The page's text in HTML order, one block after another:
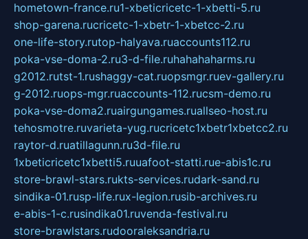
hometown-france.ru1-xbeticricetc-1-xbetti-5.ru
shop-garena.rucricetc-1-xbetr-1-xbetcc-2.ru
one-life-story.rutop-halyava.ruaccounts112.ru
poka-vse-doma-2.ru3-d-file.ruhahahaharms.ru
g2012.rutst-1.rushaggy-cat.ruopsmgr.ruev-gallery.ru
g-2012.ruops-mgr.ruaccounts-112.rucsm-demo.ru
poka-vse-doma2.ruairgungames.ruallseo-host.ru
tehosmotre.ruvarieta-yug.rucricetc1xbetr1xbetcc2.ru
raytor-d.ruatillagunn.ru3d-file.ru
1xbeticricetc1xbetti5.ruuafoot-statti.rue-abis1c.ru
store-brawl-stars.rukts-services.rudark-sand.ru
sindika-01.rusp-life.rux-legion.rusib-archives.ru
e-abis-1-c.rusindika01.ruvenda-festival.ru
store-brawlstars.rudooraleksandria.ru